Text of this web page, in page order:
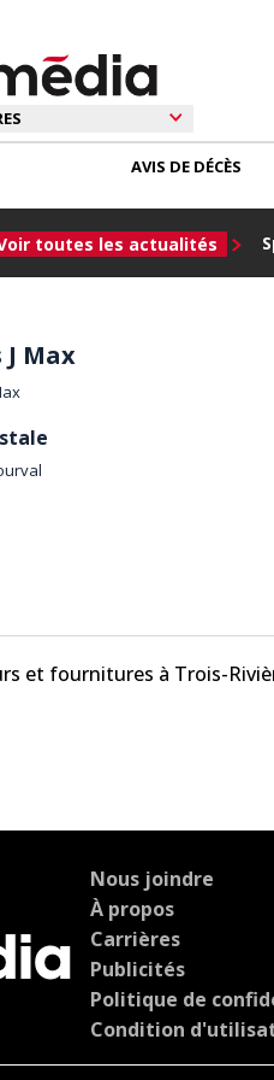
toutes les actualités
AVIS DE DÉCÈS
Max
et fournitures à Trois-
Nous joindre
À propos
Carrières
Publicités
Politique de
Condition